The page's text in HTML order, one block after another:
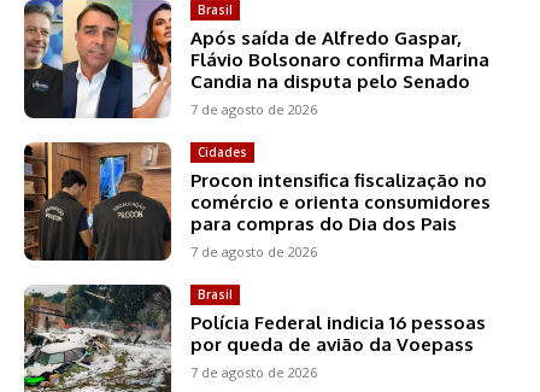
Brasil
Após saída de Alfredo Gaspar,
Flávio Bolsonaro confirma Marina
Candia na disputa pelo Senado
7 de agosto de 2026
Cidades
Procon intensifica fiscalização no
comércio e orienta consumidores
para compras do Dia dos Pais
7 de agosto de 2026
Brasil
Polícia Federal indicia 16 pessoas
por queda de avião da Voepass
7 de agosto de 2026